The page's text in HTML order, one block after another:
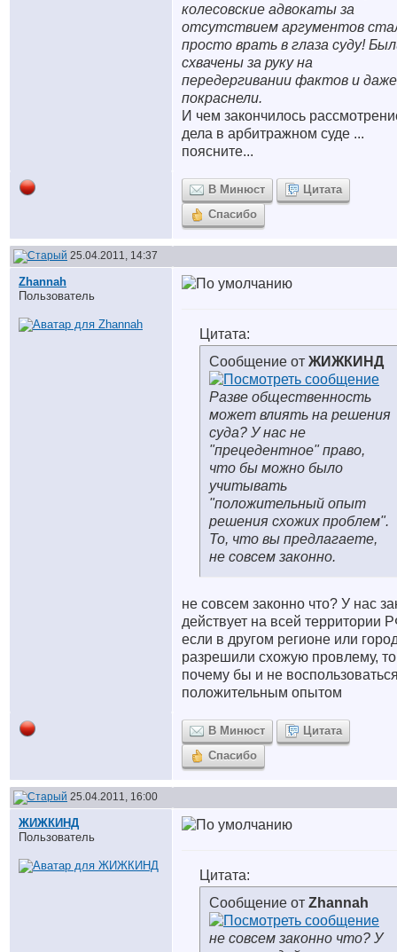
колесовские адвокаты за
отсутствием аргументов
просто врать в глаза суду!
схвачены за руку на
передергивании фактов и
покраснели.
И чем закончилось
дела в арбитражном суде ...
поясните...
В Минюст
Цитата
Спасибо
25.04.2011, 14:37
Zhannah
Пользователь
Цитата:
Сообщение от ЖИЖКИНД
Разве общественность
может влиять на решения
суда? У нас не
"прецедентное" право,
что бы можно было
учитывать
"положительный опыт
решения схожих проблем".
То, что вы предлагаете,
не совсем законно.
не совсем законно что? У нас
действует на всей территории
если в другом регионе или
разрешили схожую провлему, то
почему бы и не
положительным опытом
В Минюст
Цитата
Спасибо
25.04.2011, 16:00
ЖИЖКИНД
Пользователь
Цитата:
Сообщение от Zhannah
не совсем законно что? У